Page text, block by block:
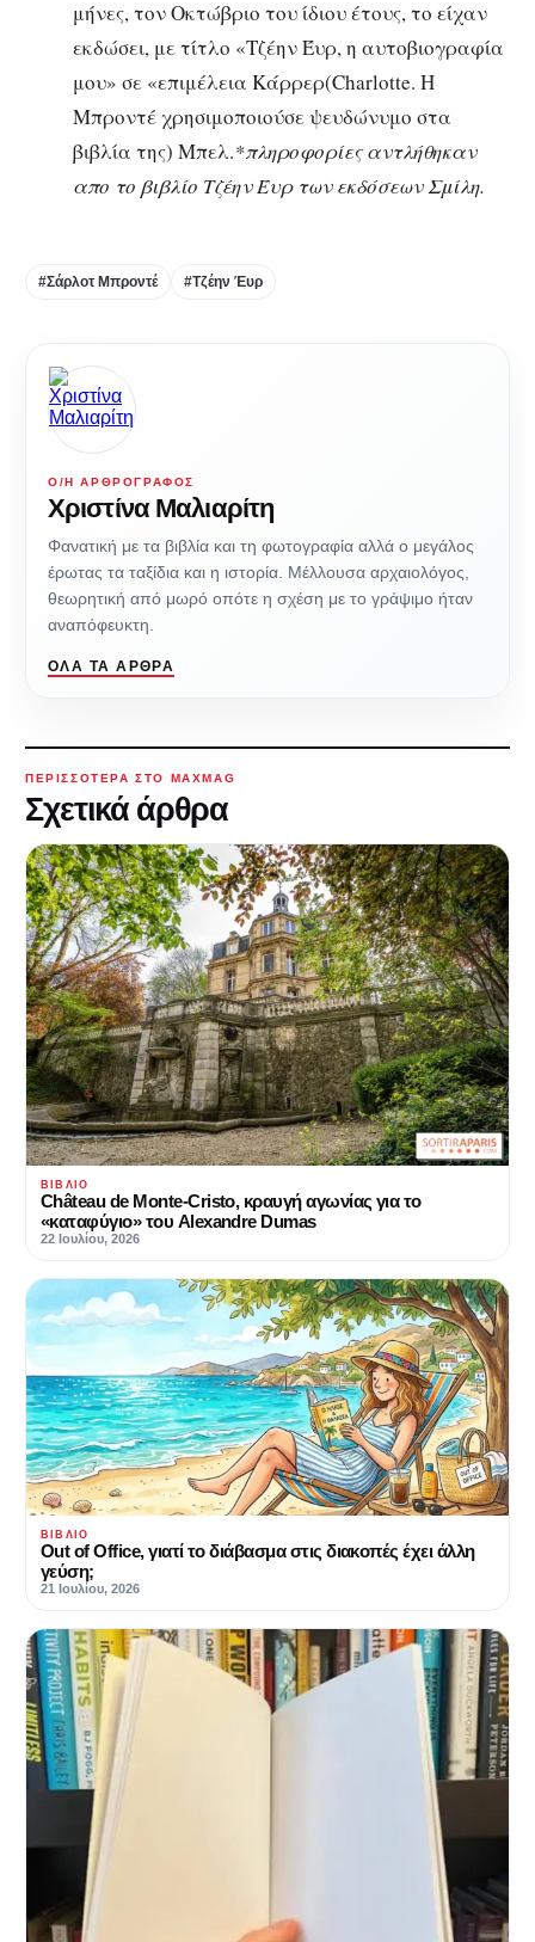
μήνες, τον Οκτώβριο του ίδιου έτους, το είχαν
εκδώσει, με τίτλο «Τζέην Έυρ, η αυτοβιογραφία
μου» σε «επιμέλεια Κάρρερ(Charlotte. Η
Μπροντέ χρησιμοποιούσε ψευδώνυμο στα
βιβλία της) Μπελ.*πληροφορίες αντλήθηκαν
απο το βιβλίο Τζέην Έυρ των εκδόσεων Σμίλη.
#Σάρλοτ Μπροντέ #Τζέην Έυρ
Ο/Η ΑΡΘΡΟΓΡΆΦΟΣ
Χριστίνα Μαλιαρίτη
Φανατική με τα βιβλία και τη φωτογραφία αλλά ο μεγάλος
έρωτας τα ταξίδια και η ιστορία. Μέλλουσα αρχαιολόγος,
θεωρητική από μωρό οπότε η σχέση με το γράψιμο ήταν
αναπόφευκτη.
ΌΛΑ ΤΑ ΆΡΘΡΑ
ΠΕΡΙΣΣΌΤΕΡΑ ΣΤΟ MAXMAG
Σχετικά άρθρα
ΒΙΒΛΊΟ
Château de Monte-Cristo, κραυγή αγωνίας για το
«καταφύγιο» του Alexandre Dumas
22 Ιουλίου, 2026
ΒΙΒΛΊΟ
Out of Office, γιατί το διάβασμα στις διακοπές έχει άλλη
γεύση;
21 Ιουλίου, 2026